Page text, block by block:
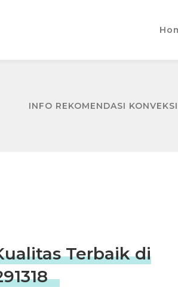
INFO REKOMENDASI
Terbaik di